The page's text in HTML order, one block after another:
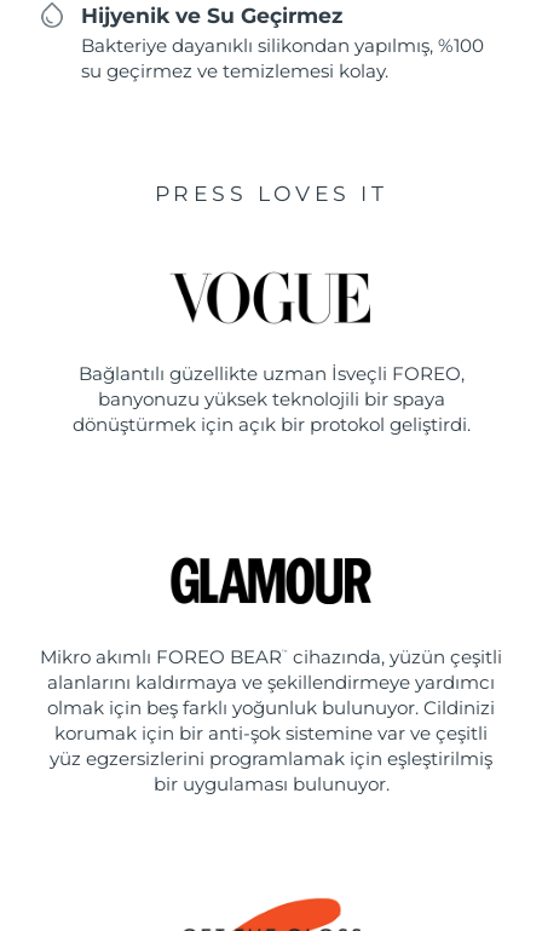
Hijyenik ve Su Geçirmez
Bakteriye dayanıklı silikondan yapılmış, %100
su geçirmez ve temizlemesi kolay.
PRESS LOVES IT
Bağlantılı güzellikte uzman İsveçli FOREO,
banyonuzu yüksek teknolojili bir spaya
dönüştürmek için açık bir protokol geliştirdi.
Mikro akımlı FOREO BEAR ™
cihazında, yüzün çeşitli
alanlarını kaldırmaya ve şekillendirmeye yardımcı
olmak için beş farklı yoğunluk bulunuyor. Cildinizi
korumak için bir anti-şok sistemine var ve çeşitli
yüz egzersizlerini programlamak için eşleştirilmiş
bir uygulaması bulunuyor.